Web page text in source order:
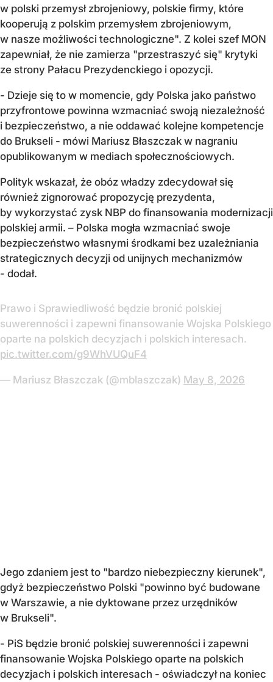
w polski przemysł zbrojeniowy, polskie firmy, które
kooperują z polskim przemysłem zbrojeniowym,
w nasze możliwości technologiczne". Z kolei szef MON
zapewniał, że nie zamierza "przestraszyć się" krytyki
ze strony Pałacu Prezydenckiego i opozycji.
- Dzieje się to w momencie, gdy Polska jako państwo
przyfrontowe powinna wzmacniać swoją niezależność
i bezpieczeństwo, a nie oddawać kolejne kompetencje
do Brukseli - mówi Mariusz Błaszczak w nagraniu
opublikowanym w mediach społecznościowych.
Polityk wskazał, że obóz władzy zdecydował się
również zignorować propozycję prezydenta,
by wykorzystać zysk NBP do finansowania modernizacji
polskiej armii. – Polska mogła wzmacniać swoje
bezpieczeństwo własnymi środkami bez uzależniania
strategicznych decyzji od unijnych mechanizmów
- dodał.
Prawo i Sprawiedliwość będzie bronić polskiej
suwerenności i zapewni finansowanie Wojska Polskiego
oparte na polskich decyzjach i polskich interesach.
pic.twitter.com/g9WhVUQuF4
— Mariusz Błaszczak (@mblaszczak) May 8, 2026
Jego zdaniem jest to "bardzo niebezpieczny kierunek",
gdyż bezpieczeństwo Polski "powinno być budowane
w Warszawie, a nie dyktowane przez urzędników
w Brukseli".
- PiS będzie bronić polskiej suwerenności i zapewni
finansowanie Wojska Polskiego oparte na polskich
decyzjach i polskich interesach - oświadczył na koniec